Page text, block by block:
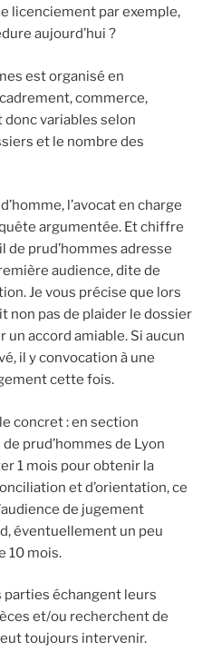
licenciement par exemple,
aujourd’hui ?
est organisé en
commerce,
variables selon
et le nombre des
l’avocat en charge
argumentée. Et chiffre
de prud’hommes adresse
audience, dite de
Je vous précise que lors
non pas de plaider le dossier
accord amiable. Si aucun
il y convocation à une
cette fois.
concret : en section
prud’hommes de Lyon
1 mois pour obtenir la
et d’orientation, ce
de jugement
éventuellement un peu
10 mois.
échangent leurs
et/ou recherchent de
toujours intervenir.